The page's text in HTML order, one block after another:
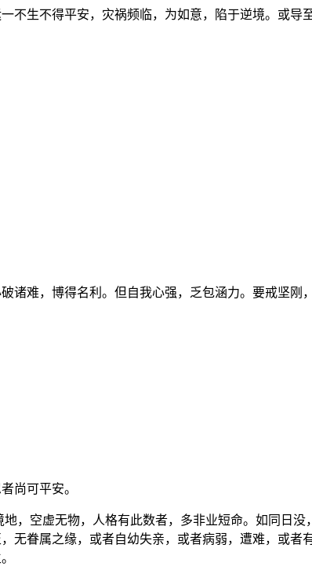
生不得平安，灾祸频临，为如意，陷于逆境。或导
难，博得名利。但自我心强，乏包涵力。要戒坚刚
尚可平安。
空虚无物，人格有此数者，多非业短命。如同日没
无眷属之缘，或者自幼失亲，或者病弱，遭难，或